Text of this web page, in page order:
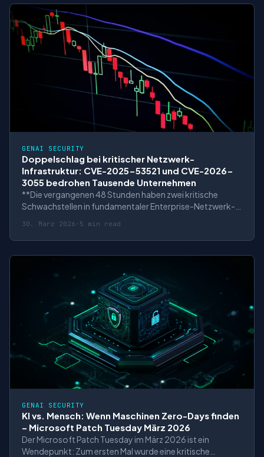
GENAI SECURITY
Doppelschlag bei kritischer Netzwerk-
Infrastruktur: CVE-2025-53521 und CVE-2026-
3055 bedrohen Tausende Unternehmen
**Die vergangenen 48 Stunden haben zwei kritische
Schwachstellen in fundamentaler Enterprise-Netzwerk-
(CVE-2025-53521) und Citrix NetScaler ADC/Gateway
(CVE-2026-3055). Beide Vulnerabilities tragen einen
CVSS-Score von 9.3, beide ermöglichen unaut
30. März 2026 · 5 min read
GENAI SECURITY
KI vs. Mensch: Wenn Maschinen Zero-Days finden
– Microsoft Patch Tuesday März 2026
Der Microsoft Patch Tuesday im März 2026 ist ein
Wendepunkt: Zum ersten Mal wurde eine kritische